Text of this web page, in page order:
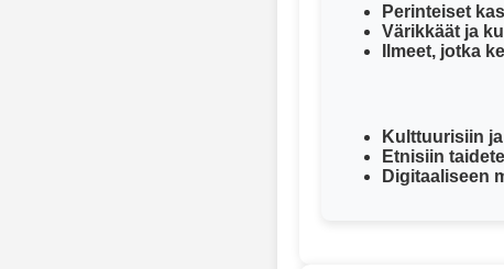
Perinteiset
Värikkäät ja
Ilmeet, jotka
Kulttuurisiin
Etnisiin
Digitaaliseen